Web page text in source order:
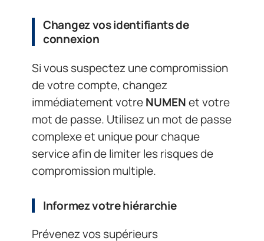
Changez vos identifiants de
connexion
Si vous suspectez une compromission
de votre compte, changez
immédiatement votreNUMENet votre
mot de passe. Utilisez un mot de passe
complexe et unique pour chaque
service afin de limiter les risques de
compromission multiple.
Informez votre hiérarchie
Prévenez vos supérieurs